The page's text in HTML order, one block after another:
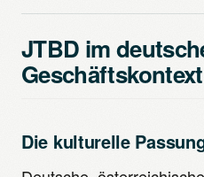
JTBD im
Geschäftskontext
Die kulturelle